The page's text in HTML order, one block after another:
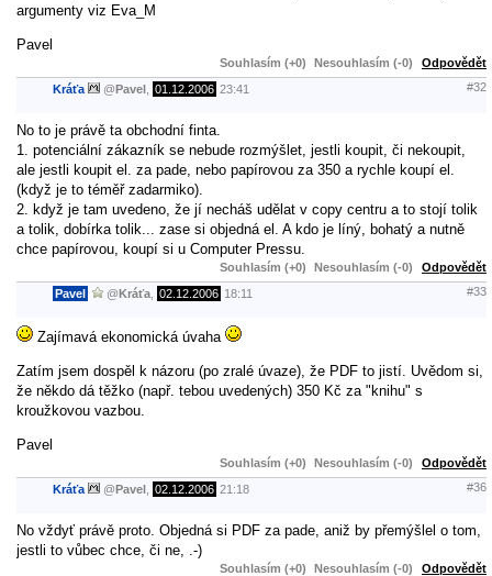
argumenty viz Eva_M
Pavel
Souhlasím (+0) Nesouhlasím (-0) Odpovědět
Kráťa @Pavel 01.12.2006 23:41 #32
No to je právě ta obchodní finta.
1. potenciální zákazník se nebude rozmýšlet, jestli koupit, či nekoupit,
ale jestli koupit el. za pade, nebo papírovou za 350 a rychle koupí el.
(když je to téměř zadarmiko).
2. když je tam uvedeno, že jí necháš udělat v copy centru a to stojí tolik
a tolik, dobírka tolik... zase si objedná el. A kdo je líný, bohatý a nutně
chce papírovou, koupí si u Computer Pressu.
Souhlasím (+0) Nesouhlasím (-0) Odpovědět
Pavel @Kráťa 02.12.2006 18:11 #33
Zajímavá ekonomická úvaha
Zatím jsem dospěl k názoru (po zralé úvaze), že PDF to jistí. Uvědom si,
že někdo dá těžko (např. tebou uvedených) 350 Kč za "knihu" s
kroužkovou vazbou.
Pavel
Souhlasím (+0) Nesouhlasím (-0) Odpovědět
Kráťa @Pavel 02.12.2006 21:18 #36
No vždyť právě proto. Objedná si PDF za pade, aniž by přemýšlel o tom,
jestli to vůbec chce, či ne, .-)
Souhlasím (+0) Nesouhlasím (-0) Odpovědět